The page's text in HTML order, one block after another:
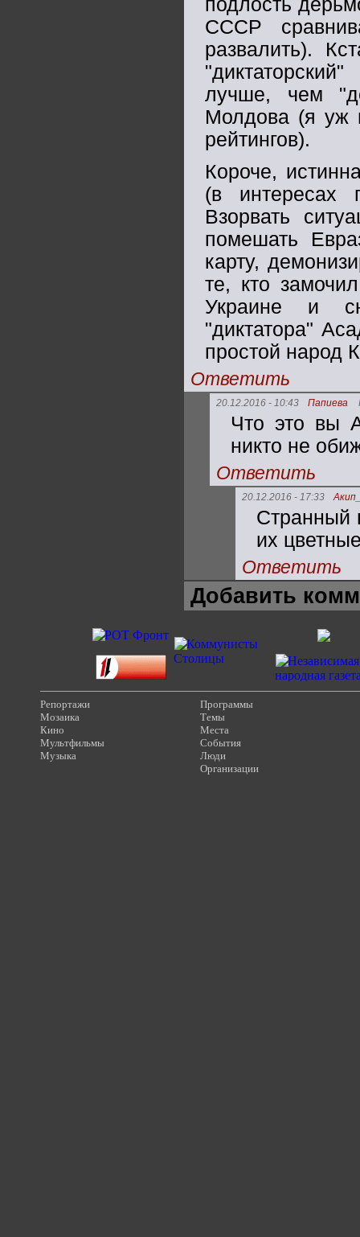
подлость
СССР
развалить).
лучше, чем
Молдова (я уж
рейтингов).
Короче,
(в интересах
Взорвать
помешать
карту,
те, кто
Украине и
"диктатора"
простой народ
Ответить
20.12.2016 - 10:43 Папиева
Что это вы
никто не
Ответить
20.12.2016 - 17:33
Странный
их
Ответить
Добавить
Репортажи
Мозаика
Кино
Мультфильмы
Музыка
Программы
Темы
Места
События
Люди
Организации